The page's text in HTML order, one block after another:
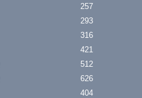
257
293
316
421
512
626
404